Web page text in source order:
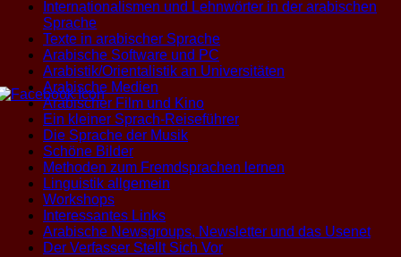
Internationalismen und Lehnwörter in der arabischen
Sprache
Texte in arabischer Sprache
Arabische Software und PC
Arabistik/Orientalistik an Universitäten
Arabische Medien
Arabischer Film und Kino
Ein kleiner Sprach-Reiseführer
Die Sprache der Musik
Schöne Bilder
Methoden zum Fremdsprachen lernen
Linguistik allgemein
Workshops
Interessantes Links
Arabische Newsgroups, Newsletter und das Usenet
Der Verfasser Stellt Sich Vor